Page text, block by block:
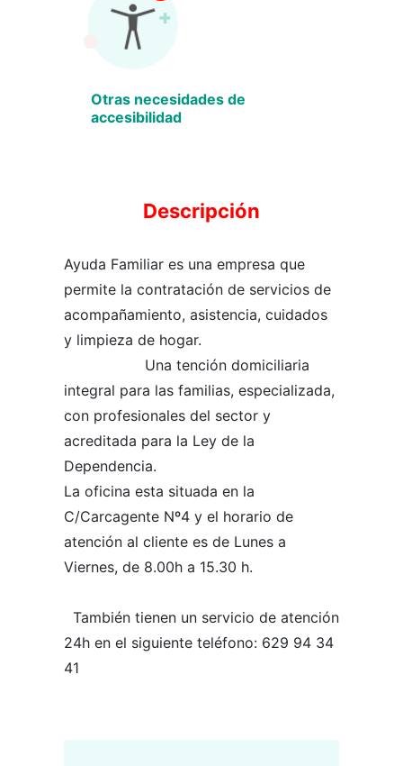
Otras necesidades de
accesibilidad
Descripción
Ayuda Familiar es una empresa que
permite la contratación de servicios de
acompañamiento, asistencia, cuidados
y limpieza de hogar.
Una tención domiciliaria
integral para las familias, especializada,
con profesionales del sector y
acreditada para la Ley de la
Dependencia.
La oficina esta situada en la
C/Carcagente Nº4 y el horario de
atención al cliente es de Lunes a
Viernes, de 8.00h a 15.30 h.
También tienen un servicio de atención
24h en el siguiente teléfono: 629 94 34
41